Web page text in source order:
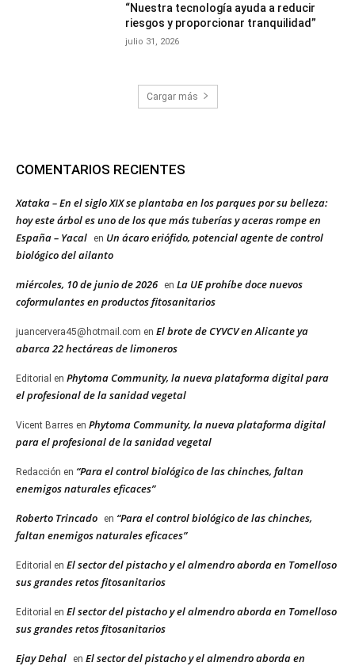
“Nuestra tecnología ayuda a reducir
riesgos y proporcionar tranquilidad”
julio 31, 2026
Cargar más
COMENTARIOS RECIENTES
Xataka – En el siglo XIX se plantaba en los parques por su belleza:
hoy este árbol es uno de los que más tuberías y aceras rompe en
España – Yacal
en Un ácaro eriófido, potencial agente de control
biológico del ailanto
miércoles, 10 de junio de 2026 en La UE prohíbe doce nuevos
coformulantes en productos fitosanitarios
juancervera45@hotmail.com en El brote de CYVCV en Alicante ya
abarca 22 hectáreas de limoneros
Editorial en Phytoma Community, la nueva plataforma digital para
el profesional de la sanidad vegetal
Vicent Barres en Phytoma Community, la nueva plataforma digital
para el profesional de la sanidad vegetal
Redacción en “Para el control biológico de las chinches, faltan
enemigos naturales eficaces”
Roberto Trincado en “Para el control biológico de las chinches,
faltan enemigos naturales eficaces”
Editorial en El sector del pistacho y el almendro aborda en Tomelloso
sus grandes retos fitosanitarios
Editorial en El sector del pistacho y el almendro aborda en Tomelloso
sus grandes retos fitosanitarios
Ejay Dehal en El sector del pistacho y el almendro aborda en